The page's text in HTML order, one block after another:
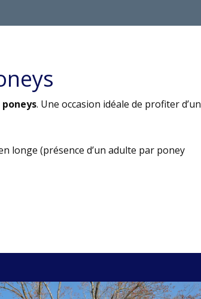
. Une occasion idéale de profiter d’un
longe (présence d’un adulte par poney